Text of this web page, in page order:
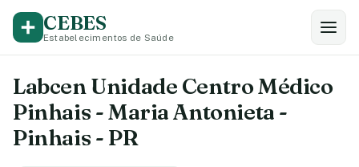
CEBES
Estabelecimentos de Saúde
Labcen Unidade Centro Médico
Pinhais - Maria Antonieta -
Pinhais - PR